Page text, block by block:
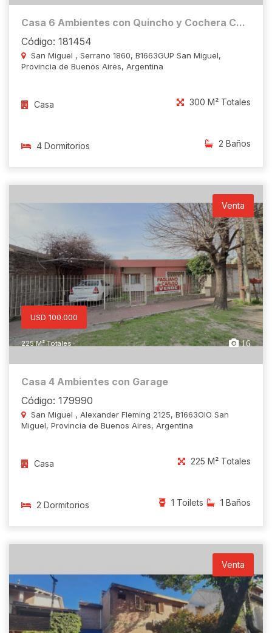
Casa 6 Ambientes con Quincho y Cochera C...
Código: 181454
San Miguel , Serrano 1860, B1663GUP San Miguel,
Provincia de Buenos Aires, Argentina
Casa 300 M² Totales
4 Dormitorios 2 Baños
Venta
USD 100.000
225 M² Totales 16
Casa 4 Ambientes con Garage
Código: 179990
San Miguel , Alexander Fleming 2125, B1663OIO San
Miguel, Provincia de Buenos Aires, Argentina
Casa 225 M² Totales
2 Dormitorios 1 Baños
1 Toilets
Venta